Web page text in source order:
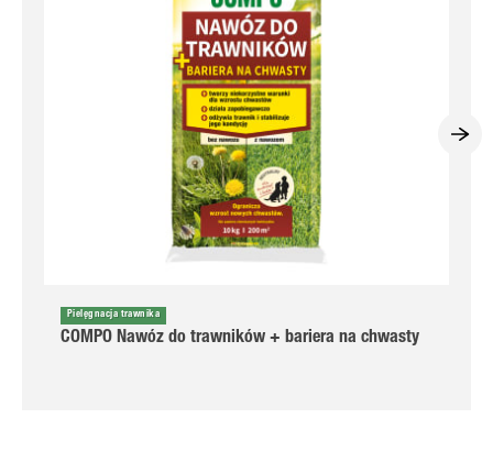
Pielęgnacja trawnika
COMPO Nawóz do trawników + bariera na chwasty